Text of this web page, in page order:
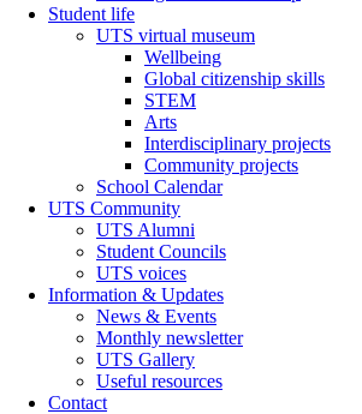
Student life
UTS virtual museum
Wellbeing
Global citizenship skills
STEM
Arts
Interdisciplinary projects
Community projects
School Calendar
UTS Community
UTS Alumni
Student Councils
UTS voices
Information & Updates
News & Events
Monthly newsletter
UTS Gallery
Useful resources
Contact